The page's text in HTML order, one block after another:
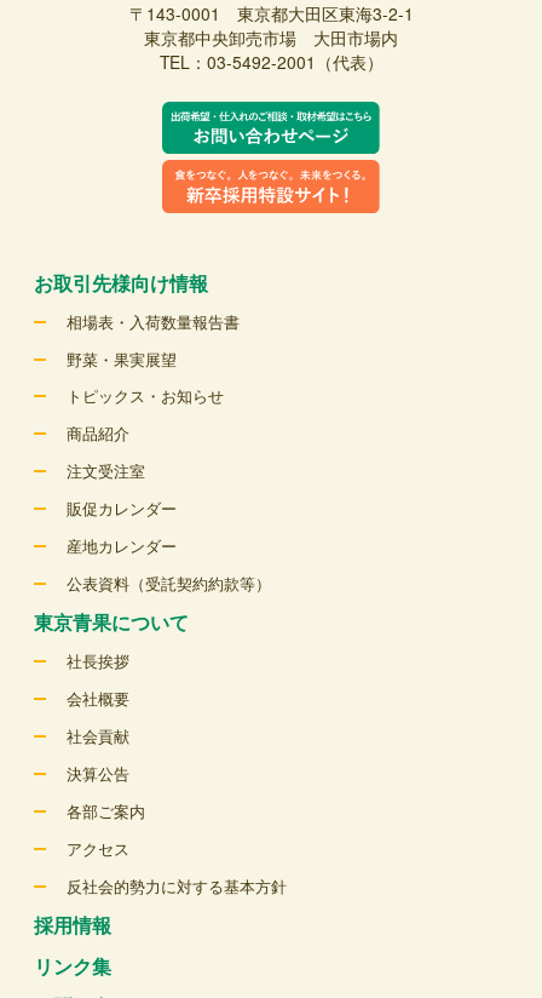
〒143-0001 東京都大田区東海3-2-1
東京都中央卸売市場 大田市場内
TEL：03-5492-2001（代表）
お取引先様向け情報
相場表・入荷数量報告書
野菜・果実展望
トピックス・お知らせ
商品紹介
注文受注室
販促カレンダー
産地カレンダー
公表資料（受託契約約款等）
東京青果について
社長挨拶
会社概要
社会貢献
決算公告
各部ご案内
アクセス
反社会的勢力に対する基本方針
採用情報
リンク集